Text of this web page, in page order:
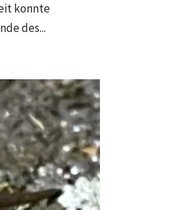
konnte
des...